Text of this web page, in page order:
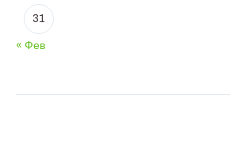
31
« Фев